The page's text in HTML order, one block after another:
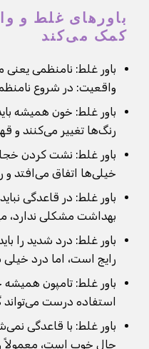
باورهای غلط و
کمک می‌کند
باور غلط: نامنظمی
واقعیت: در شروع
باور غلط: خون همیشه
رنگ‌ها تغییر می‌کنند و
باور غلط: نشت کردن
خیلی‌ها اتفاق می‌افتد و
باور غلط: در قاعدگی
بهداشت مشکلی ندارد،
باور غلط: درد شدید را
رایج است، اما درد
باور غلط: تامپون
استفاده درست می‌تواند
باور غلط: با قاعدگی
حال خوب است، معمولاً